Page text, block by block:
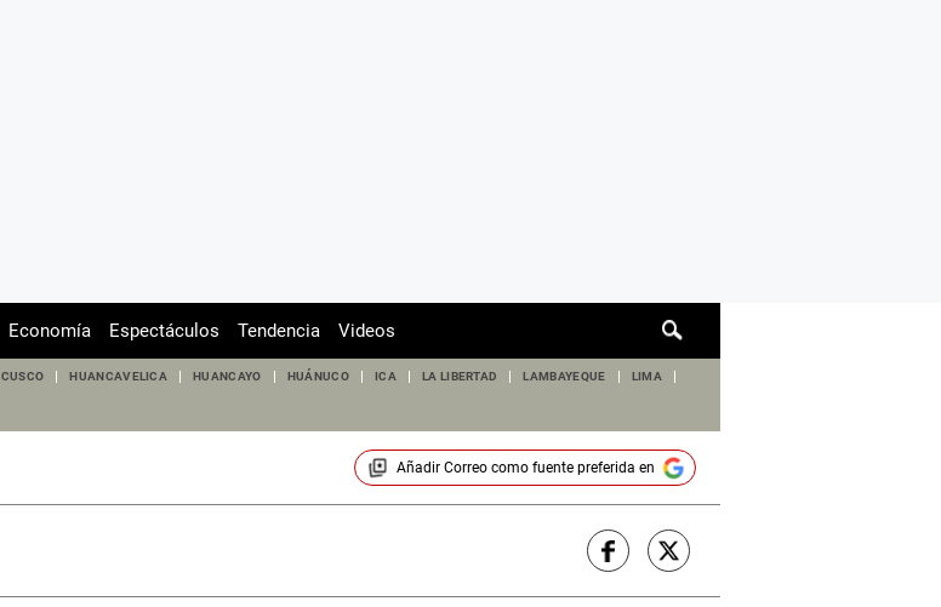
de
Economía Espectáculos Tendencia Videos
CUSCO HUANCAVELICA HUANCAYO HUÁNUCO ICA LA LIBERTAD LAMBAYEQUE LIMA
Añadir Correocomo fuente preferida en